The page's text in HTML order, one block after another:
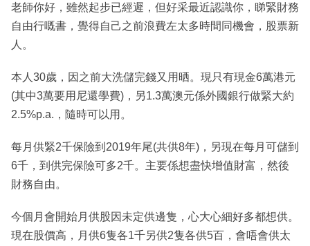
老師你好，雖然起步已經遲，但好采最近認識你，睇緊財務
自由行嘅書，覺得自己之前浪費左太多時間同機會，股票新
人。
本人30歲，因之前大洗儲完錢又用晒。現只有現金6萬港元
(其中3萬要用尼還學費)，另1.3萬澳元係外國銀行做緊大約
2.5%p.a.，隨時可以用。
每月供緊2千保險到2019年尾(共供8年)，另現在每月可儲到
6千，到供完保險可多2千。主要係想盡快增值財富，然後
財務自由。
今個月會開始月供股因未定供邊隻，心大心細好多都想供。
現在股價高，月供6隻各1千另供2隻各供5百，會唔會供太